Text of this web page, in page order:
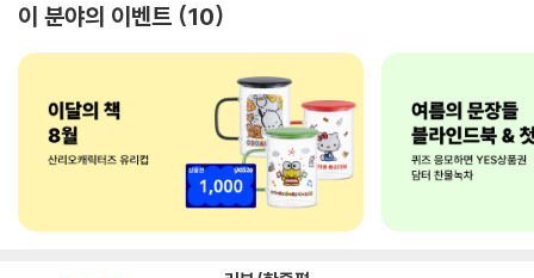
이 분야의 이벤트 10